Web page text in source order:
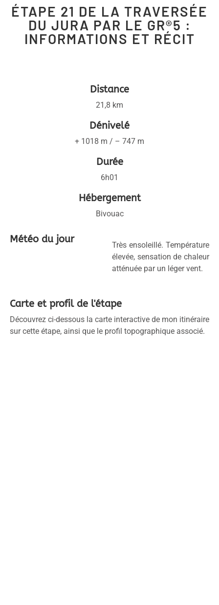
ÉTAPE 21 DE LA TRAVERSÉE
DU JURA PAR LE GR®5 :
INFORMATIONS ET RÉCIT
Distance
21,8 km
Dénivelé
+ 1018 m / – 747 m
Durée
6h01
Hébergement
Bivouac
Météo du jour
Très ensoleillé. Température
élevée, sensation de chaleur
atténuée par un léger vent.
Carte et profil de l'étape
Découvrez ci-dessous la carte interactive de mon itinéraire
sur cette étape, ainsi que le profil topographique associé.